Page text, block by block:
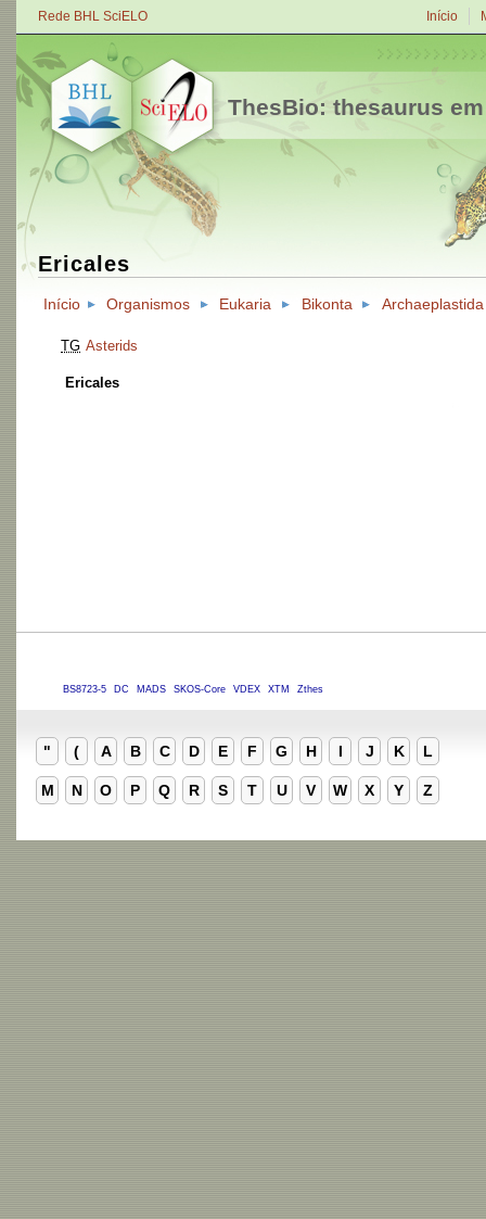
Rede BHL SciELO Início
ThesBio: thesaurus
Ericales
Início Organismos Eukaria Bikonta Archaeplastida
TG Asterids
Ericales
BS8723-5 DC MADS SKOS-Core VDEX XTM Zthes
" ( A B C D E F G H I J K L
M N O P Q R S T U V W X Y Z